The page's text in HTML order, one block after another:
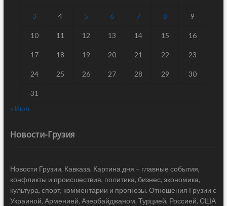
3 4 5 6 7 8 9
10 11 12 13 14 15 16
17 18 19 20 21 22 23
24 25 26 27 28 29 30
31
« Июл
Новости-Грузия
Новости Грузии, Кавказа. Картина дня – главные события,
конфликты и происшествия, политика, бизнес, экономика,
культура, спорт, комментарии и прогнозы. Отношения Грузии с
Украиной, Арменией, Азербайджаном, Турцией, Россией, США